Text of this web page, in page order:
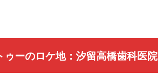
ゥーのロケ地：汐留高橋歯科医院